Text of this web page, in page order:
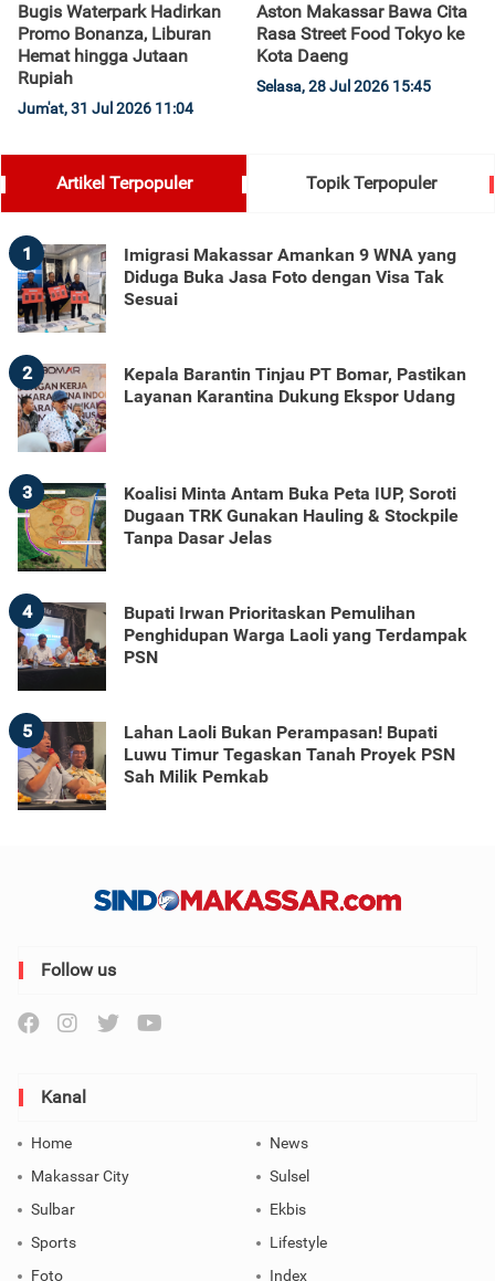
Bugis Waterpark Hadirkan
Promo Bonanza, Liburan
Hemat hingga Jutaan
Rupiah
Jum'at, 31 Jul 2026 11:04
Aston Makassar Bawa Cita
Rasa Street Food Tokyo ke
Kota Daeng
Selasa, 28 Jul 2026 15:45
Artikel Terpopuler Topik Terpopuler
1
Imigrasi Makassar Amankan 9 WNA yang
Diduga Buka Jasa Foto dengan Visa Tak
Sesuai
2
Kepala Barantin Tinjau PT Bomar, Pastikan
Layanan Karantina Dukung Ekspor Udang
3
Koalisi Minta Antam Buka Peta IUP, Soroti
Dugaan TRK Gunakan Hauling & Stockpile
Tanpa Dasar Jelas
4
Bupati Irwan Prioritaskan Pemulihan
Penghidupan Warga Laoli yang Terdampak
PSN
5
Lahan Laoli Bukan Perampasan! Bupati
Luwu Timur Tegaskan Tanah Proyek PSN
Sah Milik Pemkab
Follow us
Kanal
Home
News
Makassar City
Sulsel
Sulbar
Ekbis
Sports
Lifestyle
Foto
Index